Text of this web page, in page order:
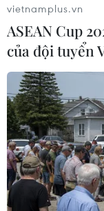
#Giá xăng
#Petrolimex
TP. Hà Nội
vietnamplus.vn
ASEAN Cup
của đội tuyển